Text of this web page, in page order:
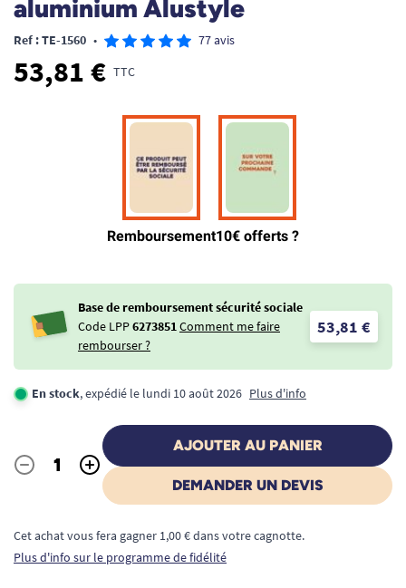
aluminium Alustyle
Ref : TE-1560 • 77 avis
53,81 € TTC
Base de remboursement sécurité sociale
Code LPP6273851Comment me faire
rembourser ?
53,81 €
En stock, expédié le lundi 10 août 2026 Plus d'info
Quantité
- +
AJOUTER AU PANIER
DEMANDER UN DEVIS
Cet achat vous fera gagner 1,00 € dans votre cagnotte.
Plus d'info sur le programme de fidélité